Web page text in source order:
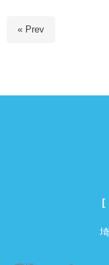
« Prev
[